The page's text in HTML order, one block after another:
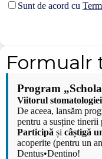
Sunt de acord cu
Formualr
Program
Viitorul
De aceea, lansăm
pentru a susține tinerii
Participă și câștigă
acoperite (pentru un
Dentus•Dentino!